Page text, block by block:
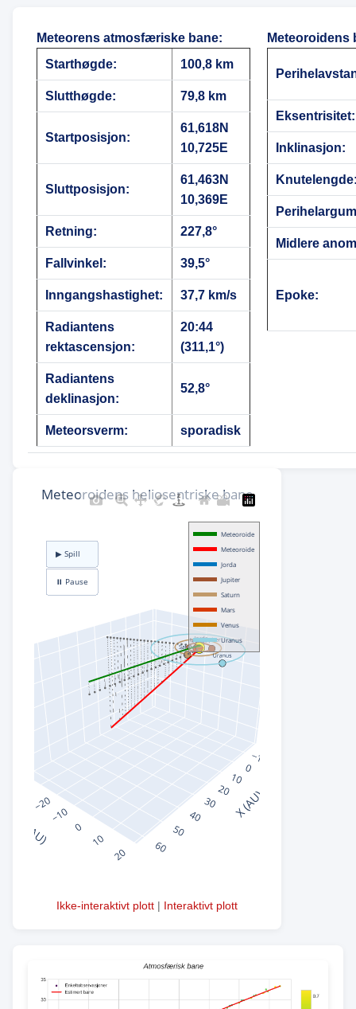
Meteorens atmosfæriske bane:
Starthøgde:
100,8 km
Slutthøgde: 79,8 km
Startposisjon:
61,618N
10,725E
Sluttposisjon:
61,463N
10,369E
Retning: 227,8°
Fallvinkel: 39,5°
Inngangshastighet: 37,7 km/s
Radiantens
rektascensjon:
20:44
(311,1°)
Radiantens
deklinasjon:
52,8°
Meteorsverm: sporadisk
Meteoroidens
Eksentrisitet:
Inklinasjon:
Midlere
Epoke:
Ikke-interaktivt plott | Interaktivt plott